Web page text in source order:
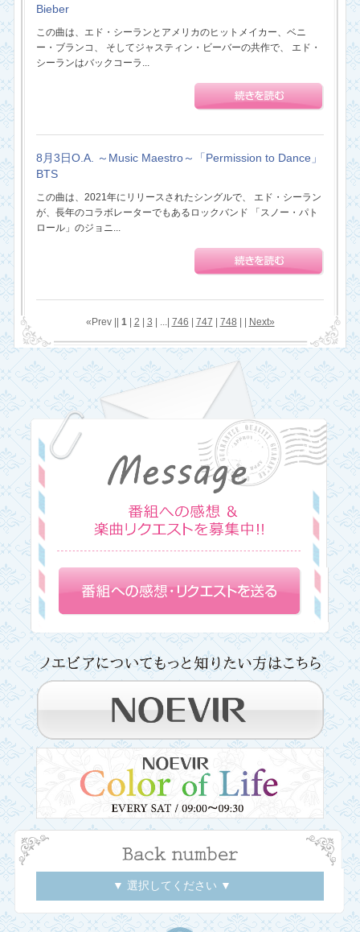
Bieber
この曲は、エド・シーランとアメリカのヒットメイカー、ベニ
ー・ブランコ、 そしてジャスティン・ビーバーの共作で、 エド・
シーランはバックコーラ...
8月3日O.A. ～Music Maestro～「Permission to Dance」
BTS
この曲は、2021年にリリースされたシングルで、 エド・シーラン
が、長年のコラボレーターでもあるロックバンド 「スノー・パト
ロール」のジョニ...
«Prev || 1| 2 3 | ...| 746 747 748 Next»